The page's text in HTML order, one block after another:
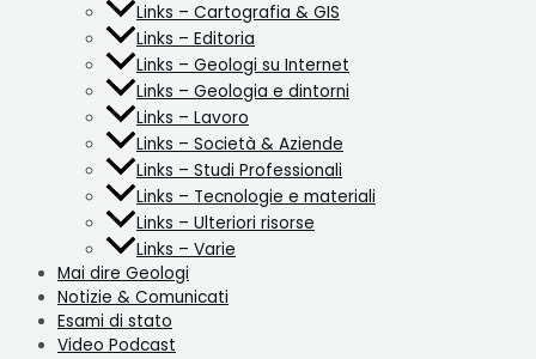
Links – Cartografia & GIS
Links – Editoria
Links – Geologi su Internet
Links – Geologia e dintorni
Links – Lavoro
Links – Società & Aziende
Links – Studi Professionali
Links – Tecnologie e materiali
Links – Ulteriori risorse
Links – Varie
Mai dire Geologi
Notizie & Comunicati
Esami di stato
Video Podcast